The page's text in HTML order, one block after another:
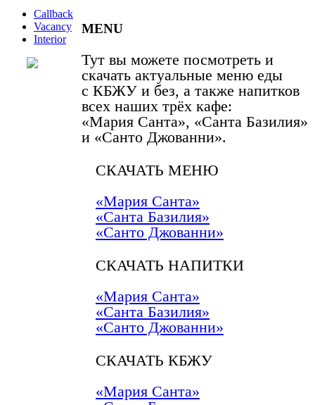
MENU
Тут вы можете посмотреть и
скачать актуальные меню еды
с КБЖУ и без, а также напитков
всех наших трёх кафе:
«Мария Санта», «Санта Базилия»
и «Санто Джованни».
СКАЧАТЬ МЕНЮ
«Мария Санта»
«Санта Базилия»
«Санто Джованни»
СКАЧАТЬ НАПИТКИ
«Мария Санта»
«Санта Базилия»
«Санто Джованни»
СКАЧАТЬ КБЖУ
«Мария Санта»
Callback
Vacancy
Interior